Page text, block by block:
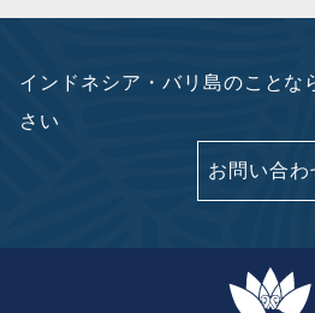
インドネシア・バリ島のことな
さい
お問い合わ